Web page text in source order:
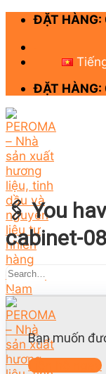
Skip
content
ĐẶT HÀNG:
ĐẶT HÀNG:
🖇 You
cabinet-
Bạn muốn
Liên hệ ngay